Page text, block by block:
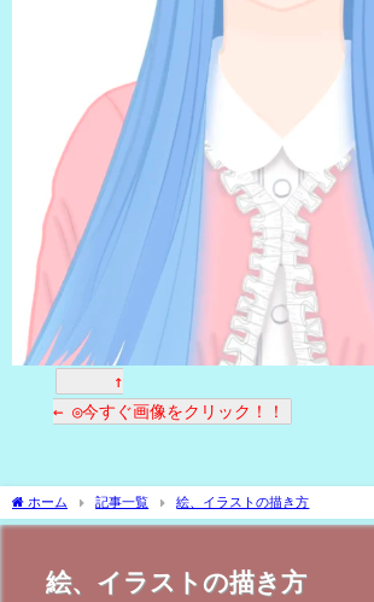
↑
← ◎今すぐ画像をクリック！！
ホーム 記事一覧 絵、イラストの描き方
絵、イラストの描き方